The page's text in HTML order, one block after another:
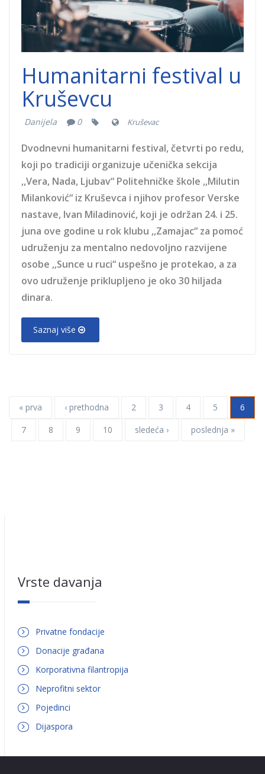
Humanitarni festival u
Kruševcu
Danijela 0 Kruševac
Dvodnevni humanitarni festival, četvrti po redu,
koji po tradiciji organizuje učenička sekcija
,,Vera, Nada, Ljubav“ Politehničke škole ,,Milutin
Milanković“ iz Kruševca i njihov profesor Verske
nastave, Ivan Miladinović, koji je održan 24. i 25.
juna ove godine u rok klubu ,,Zamajac“ za pomoć
udruženju za mentalno nedovoljno razvijene
osobe ,,Sunce u ruci“ uspešno je protekao, a za
ovo udruženje priklupljeno je oko 30 hiljada
dinara.
Saznaj više
« prva ‹ prethodna 2 3 4 5
6
7
8 9 10 sledeća › poslednja »
Vrste davanja
Privatne fondacije
Donacije građana
Korporativna filantropija
Neprofitni sektor
Pojedinci
Dijaspora